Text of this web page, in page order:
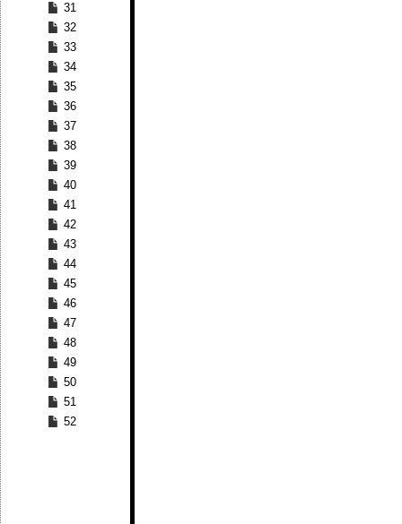
31
32
33
34
35
36
37
38
39
40
41
42
43
44
45
46
47
48
49
50
51
52